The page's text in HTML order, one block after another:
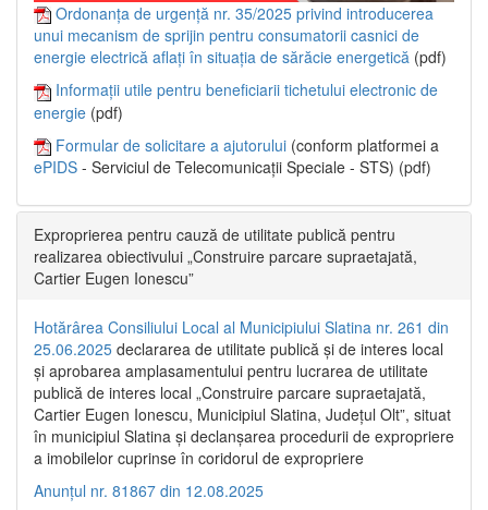
Ordonanța de urgență nr. 35/2025 privind introducerea
unui mecanism de sprijin pentru consumatorii casnici de
energie electrică aflați în situația de sărăcie energetică (pdf)
Informații utile pentru beneficiarii tichetului electronic de
energie (pdf)
Formular de solicitare a ajutorului (conform platformei a
ePIDS - Serviciul de Telecomunicații Speciale - STS) (pdf)
Exproprierea pentru cauză de utilitate publică pentru
realizarea obiectivului „Construire parcare supraetajată,
Cartier Eugen Ionescu”
Hotărârea Consiliului Local al Municipiului Slatina nr. 261 din
25.06.2025 declararea de utilitate publică și de interes local
și aprobarea amplasamentului pentru lucrarea de utilitate
publică de interes local „Construire parcare supraetajată,
Cartier Eugen Ionescu, Municipiul Slatina, Județul Olt”, situat
în municipiul Slatina și declanșarea procedurii de expropriere
a imobilelor cuprinse în coridorul de expropriere
Anunțul nr. 81867 din 12.08.2025